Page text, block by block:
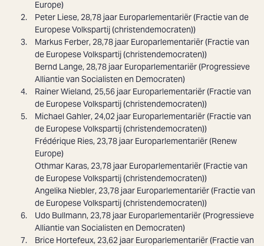
Europe)
Peter Liese, 28,78 jaar Europarlementariër (Fractie van de
Europese Volkspartij (christendemocraten))
Markus Ferber, 28,78 jaar Europarlementariër (Fractie van
de Europese Volkspartij (christendemocraten))
Bernd Lange, 28,78 jaar Europarlementariër (Progressieve
Alliantie van Socialisten en Democraten)
Rainer Wieland, 25,56 jaar Europarlementariër (Fractie van
de Europese Volkspartij (christendemocraten))
Michael Gahler, 24,02 jaar Europarlementariër (Fractie van
de Europese Volkspartij (christendemocraten))
Frédérique Ries, 23,78 jaar Europarlementariër (Renew
Europe)
Othmar Karas, 23,78 jaar Europarlementariër (Fractie van
de Europese Volkspartij (christendemocraten))
Angelika Niebler, 23,78 jaar Europarlementariër (Fractie van
de Europese Volkspartij (christendemocraten))
Udo Bullmann, 23,78 jaar Europarlementariër (Progressieve
Alliantie van Socialisten en Democraten)
Brice Hortefeux, 23,62 jaar Europarlementariër (Fractie van